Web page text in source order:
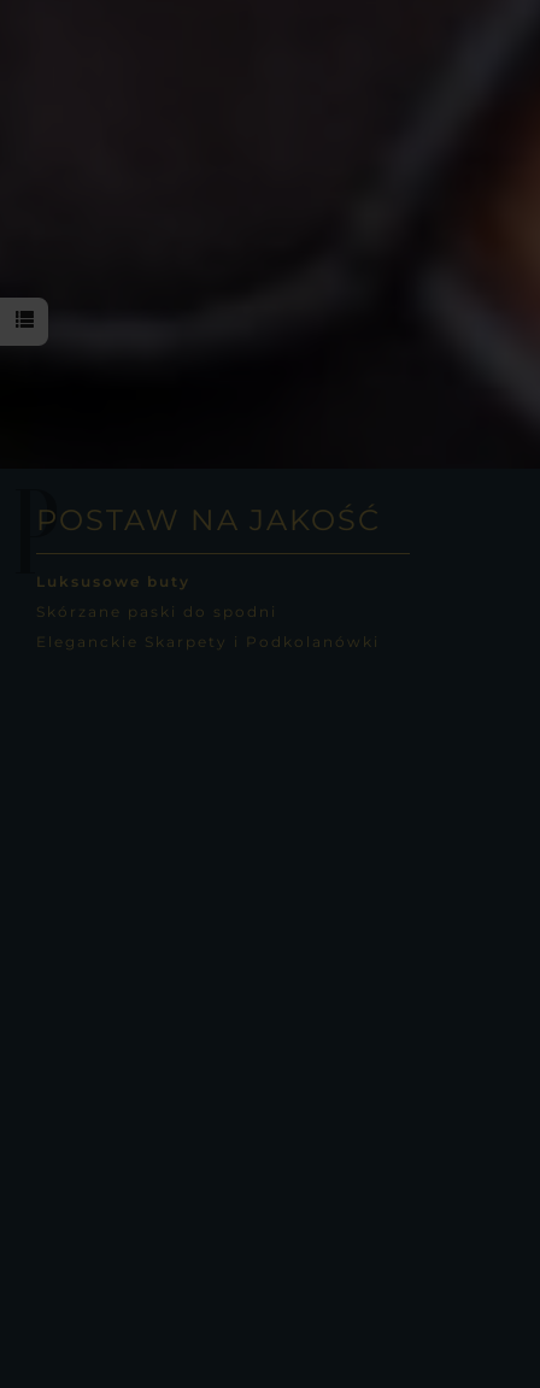
P
POSTAW NA JAKOŚĆ
Luksusowe buty
Skórzane paski do spodni
Eleganckie Skarpety i Podkolanówki